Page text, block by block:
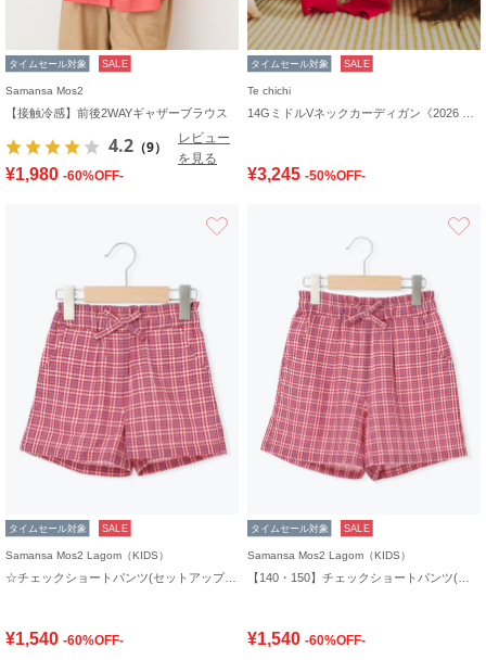
タイムセール対象 SALE
Samansa Mos2
【接触冷感】前後2WAYギャザーブラウス
4.2 （9）
レビュー
を見る
¥1,980 -60%OFF-
タイムセール対象 SALE
Te chichi
¥3,245 -50%OFF-
タイムセール対象 SALE
Samansa Mos2 Lagom（KIDS）
☆チェックショートパンツ(セットアップ可)
¥1,540 -60%OFF-
タイムセール対象 SALE
Samansa Mos2 Lagom（KIDS）
¥1,540 -60%OFF-